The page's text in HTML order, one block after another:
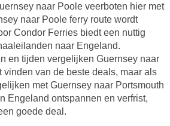
naar Poole veerboten hier met
naar Poole ferry route wordt
Condor Ferries biedt een nuttig
naar Engeland.
en tijden vergelijken Guernsey naar
vinden van de beste deals, maar als
met Guernsey naar Portsmouth
Engeland ontspannen en verfrist,
goede deal.